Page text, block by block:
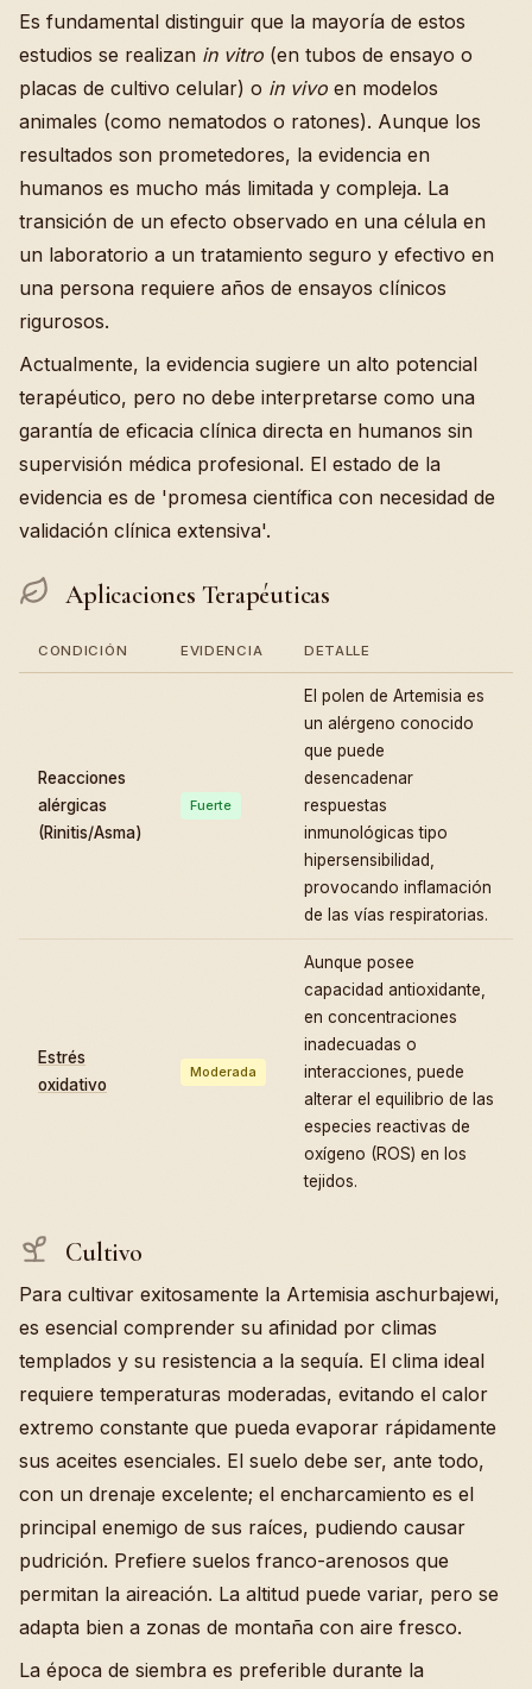
Es fundamental distinguir que la mayoría de estos
estudios se realizan in vitro (en tubos de ensayo o
placas de cultivo celular) o in vivo en modelos
animales (como nematodos o ratones). Aunque los
resultados son prometedores, la evidencia en
humanos es mucho más limitada y compleja. La
transición de un efecto observado en una célula en
un laboratorio a un tratamiento seguro y efectivo en
una persona requiere años de ensayos clínicos
rigurosos.
Actualmente, la evidencia sugiere un alto potencial
terapéutico, pero no debe interpretarse como una
garantía de eficacia clínica directa en humanos sin
supervisión médica profesional. El estado de la
evidencia es de 'promesa científica con necesidad de
validación clínica extensiva'.
Aplicaciones Terapéuticas
CONDICIÓN EVIDENCIA DETALLE
Reacciones
alérgicas
(Rinitis/Asma)
Fuerte
El polen de Artemisia es
un alérgeno conocido
que puede
desencadenar
respuestas
inmunológicas tipo
hipersensibilidad,
provocando inflamación
de las vías respiratorias.
Estrés
oxidativo
Moderada
Aunque posee
capacidad antioxidante,
en concentraciones
inadecuadas o
interacciones, puede
alterar el equilibrio de las
especies reactivas de
oxígeno (ROS) en los
tejidos.
Cultivo
Para cultivar exitosamente la Artemisia aschurbajewi,
es esencial comprender su afinidad por climas
templados y su resistencia a la sequía. El clima ideal
requiere temperaturas moderadas, evitando el calor
extremo constante que pueda evaporar rápidamente
sus aceites esenciales. El suelo debe ser, ante todo,
con un drenaje excelente; el encharcamiento es el
principal enemigo de sus raíces, pudiendo causar
pudrición. Prefiere suelos franco-arenosos que
permitan la aireación. La altitud puede variar, pero se
adapta bien a zonas de montaña con aire fresco.
La época de siembra es preferible durante la